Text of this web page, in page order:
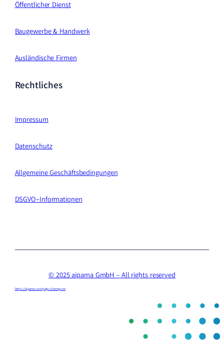
Öffentlicher Dienst
Baugewerbe & Handwerk
Ausländische Firmen
Rechtliches
Impressum
Datenschutz
Allgemeine Geschäftsbedingungen
DSGVO-Informationen
© 2025 aipama GmbH – All rights reserved
https://aipama.com/page-sitemap.xm